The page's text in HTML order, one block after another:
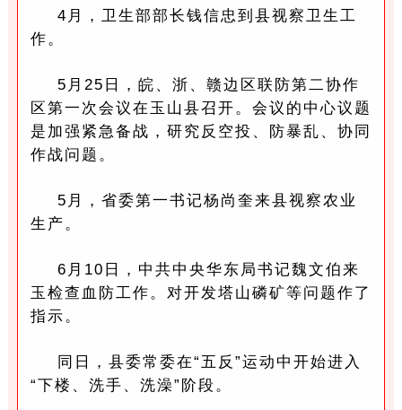
4月，卫生部部长钱信忠到县视察卫生工
作。
5月25日，皖、浙、赣边区联防第二协作
区第一次会议在玉山县召开。会议的中心议题
是加强紧急备战，研究反空投、防暴乱、协同
作战问题。
5月，省委第一书记杨尚奎来县视察农业
生产。
6月10日，中共中央华东局书记魏文伯来
玉检查血防工作。对开发塔山磷矿等问题作了
指示。
同日，县委常委在“五反”运动中开始进入
“下楼、洗手、洗澡”阶段。